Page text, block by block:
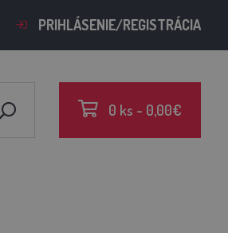
PRIHLÁSENIE/REGISTRÁCIA
0 ks - 0,00€